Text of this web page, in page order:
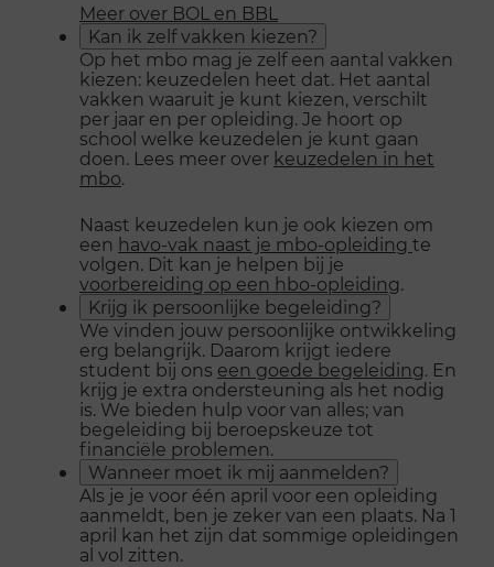
Meer over BOL en BBL
Kan ik zelf vakken kiezen?
Op het mbo mag je zelf een aantal vakken
kiezen: keuzedelen heet dat. Het aantal
vakken waaruit je kunt kiezen, verschilt
per jaar en per opleiding. Je hoort op
school welke keuzedelen je kunt gaan
doen. Lees meer over keuzedelen in het
mbo.
Naast keuzedelen kun je ook kiezen om
een havo-vak naast je mbo-opleiding te
volgen. Dit kan je helpen bij je
voorbereiding op een hbo-opleiding.
Krijg ik persoonlijke begeleiding?
We vinden jouw persoonlijke ontwikkeling
erg belangrijk. Daarom krijgt iedere
student bij ons een goede begeleiding. En
krijg je extra ondersteuning als het nodig
is. We bieden hulp voor van alles; van
begeleiding bij beroepskeuze tot
financiële problemen.
Wanneer moet ik mij aanmelden?
Als je je voor één april voor een opleiding
aanmeldt, ben je zeker van een plaats. Na 1
april kan het zijn dat sommige opleidingen
al vol zitten.